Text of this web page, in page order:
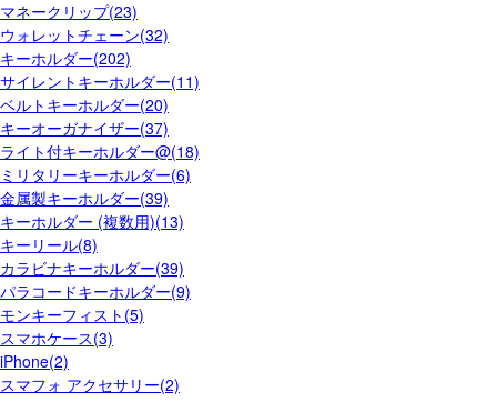
マネークリップ(23)
ウォレットチェーン(32)
キーホルダー(202)
サイレントキーホルダー(11)
ベルトキーホルダー(20)
キーオーガナイザー(37)
ライト付キーホルダー@(18)
ミリタリーキーホルダー(6)
金属製キーホルダー(39)
キーホルダー (複数用)(13)
キーリール(8)
カラビナキーホルダー(39)
パラコードキーホルダー(9)
モンキーフィスト(5)
スマホケース(3)
iPhone(2)
スマフォ アクセサリー(2)